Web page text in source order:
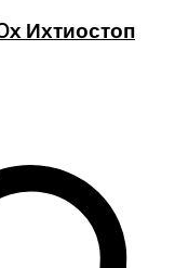
Ихтиостоп